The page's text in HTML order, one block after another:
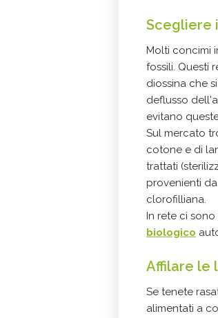
Scegliere
Molti concimi
fossili. Questi
diossina che
deflusso
evitano
Sul mercato
cotone e di
trattati
provenienti
clorofilliana.
In rete ci
biologico
Affilare le
Se tenete
alimentati a